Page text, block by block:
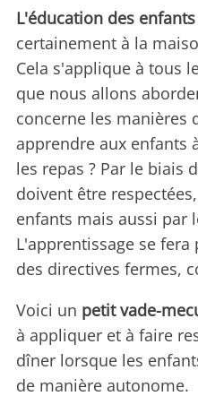
L'éducation des enfants
certainement à la
Cela s'applique à tous
que nous allons
concerne les manières
apprendre aux enfants
les repas ? Par le biais
doivent être
enfants mais aussi par
L'apprentissage se
des directives fermes,
Voici un petit vade-
à appliquer et à faire
dîner lorsque les
de manière autonome.